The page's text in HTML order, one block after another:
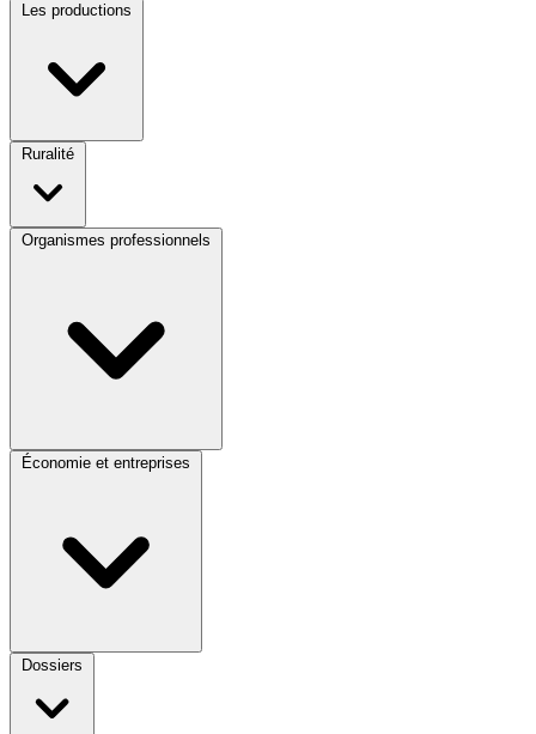
Les productions
Ruralité
Organismes professionnels
Économie et entreprises
Dossiers